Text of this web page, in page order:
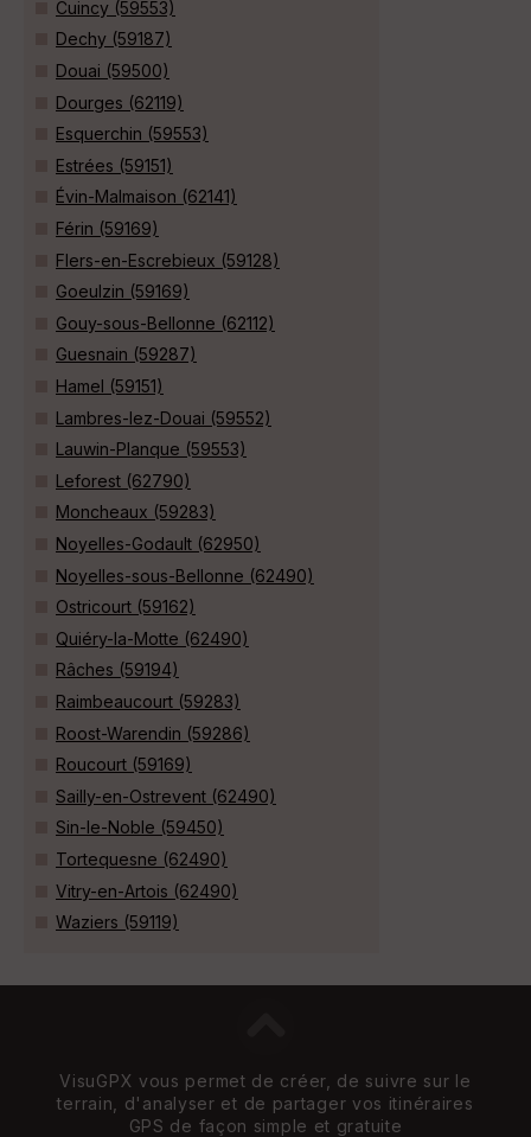
Cuincy (59553)
Dechy (59187)
Douai (59500)
Dourges (62119)
Esquerchin (59553)
Estrées (59151)
Évin-Malmaison (62141)
Férin (59169)
Flers-en-Escrebieux (59128)
Goeulzin (59169)
Gouy-sous-Bellonne (62112)
Guesnain (59287)
Hamel (59151)
Lambres-lez-Douai (59552)
Lauwin-Planque (59553)
Leforest (62790)
Moncheaux (59283)
Noyelles-Godault (62950)
Noyelles-sous-Bellonne (62490)
Ostricourt (59162)
Quiéry-la-Motte (62490)
Râches (59194)
Raimbeaucourt (59283)
Roost-Warendin (59286)
Roucourt (59169)
Sailly-en-Ostrevent (62490)
Sin-le-Noble (59450)
Tortequesne (62490)
Vitry-en-Artois (62490)
Waziers (59119)
VisuGPX vous permet de créer, de suivre sur le
terrain, d'analyser et de partager vos itinéraires
GPS de façon simple et gratuite